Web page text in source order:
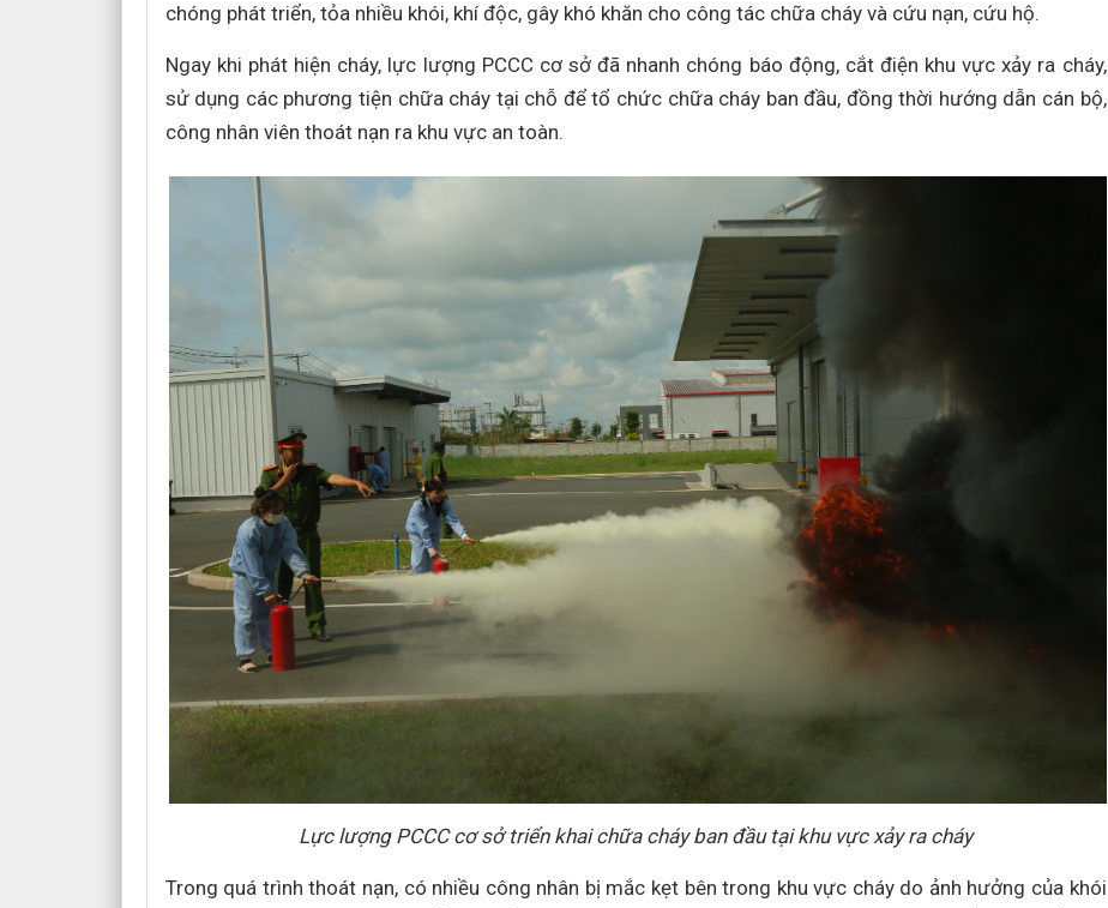
chóng phát triển, tỏa nhiều khói, khí độc, gây khó khăn cho công tác chữa cháy và cứu nạn, cứu hộ.
Ngay khi phát hiện cháy, lực lượng PCCC cơ sở đã nhanh chóng báo động, cắt điện khu vực xảy ra cháy,
sử dụng các phương tiện chữa cháy tại chỗ để tổ chức chữa cháy ban đầu, đồng thời hướng dẫn cán bộ,
công nhân viên thoát nạn ra khu vực an toàn.
Lực lượng PCCC cơ sở triển khai chữa cháy ban đầu tại khu vực xảy ra cháy
Trong quá trình thoát nạn, có nhiều công nhân bị mắc kẹt bên trong khu vực cháy do ảnh hưởng của khói